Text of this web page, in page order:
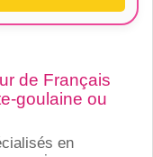
de Français
goulaine ou
en